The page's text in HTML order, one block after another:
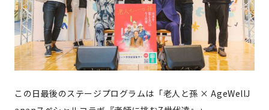
この日最後のステージプログラムは「老人と孫 × AgeWellJ